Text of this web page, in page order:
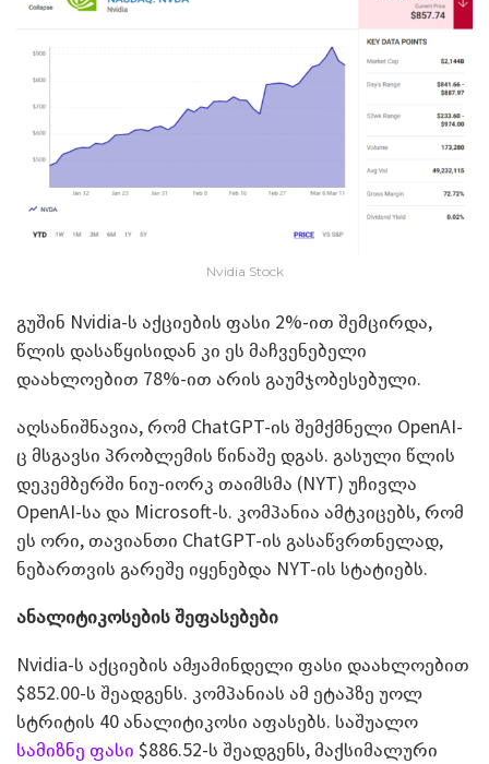
Nvidia Stock
გუშინ Nvidia-ს აქციების ფასი 2%-ით შემცირდა,
წლის დასაწყისიდან კი ეს მაჩვენებელი
დაახლოებით 78%-ით არის გაუმჯობესებული.
აღსანიშნავია, რომ ChatGPT-ის შემქმნელი OpenAI-
ც მსგავსი პრობლემის წინაშე დგას. გასული წლის
დეკემბერში ნიუ-იორკ თაიმსმა (NYT) უჩივლა
OpenAI-სა და Microsoft-ს. კომპანია ამტკიცებს, რომ
ეს ორი, თავიანთი ChatGPT-ის გასაწვრთნელად,
ნებართვის გარეშე იყენებდა NYT-ის სტატიებს.
ანალიტიკოსების შეფასებები
Nvidia-ს აქციების ამჟამინდელი ფასი დაახლოებით
$852.00-ს შეადგენს. კომპანიას ამ ეტაპზე უოლ
სტრიტის 40 ანალიტიკოსი აფასებს. საშუალო
სამიზნე ფასი $886.52-ს შეადგენს, მაქსიმალური